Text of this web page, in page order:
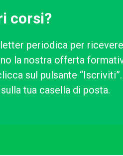
corsi?
periodica per
la nostra offerta
sul pulsante
tua casella di posta.